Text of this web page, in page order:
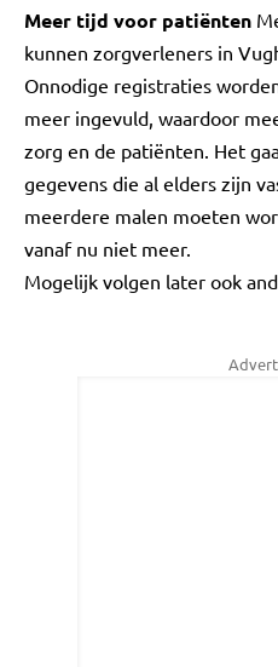
Meer tijd voor patiënten
kunnen zorgverleners in
Onnodige registraties
meer ingevuld, waardoor
zorg en de patiënten. Het
gegevens die al elders zijn
meerdere malen moeten
vanaf nu niet meer.
Mogelijk volgen later ook